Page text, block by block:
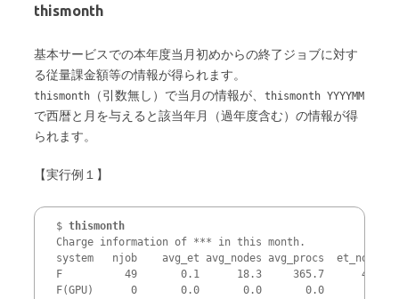
thismonth
基本サービスでの本年度当月初めからの終了ジョブに対す
る従量課金額等の情報が得られます。
thismonth （引数無し）で当月の情報が、 thismonth YYYYMM
で西暦と月を与えると該当年月（過年度含む）の情報が得
られます。
【実行例１】
$ thismonth
Charge information of *** in this month.
system   njob    avg_et avg_nodes avg_procs  et_nodes
F          49       0.1      18.3     365.7      48.8
F(GPU)      0       0.0       0.0       0.0